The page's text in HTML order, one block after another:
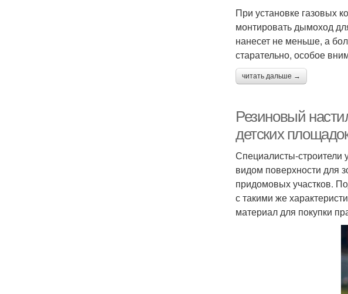
При установке газовых
монтировать дымоход
нанесет не меньше, а
старательно, особое
читать дальше →
Резиновый
детских
Специалисты-строители
видом поверхности для
придомовых участков.
с такими же
материал для покупки